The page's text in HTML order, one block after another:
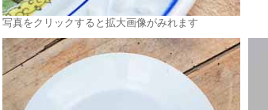
写真をクリックすると拡大画像がみれます